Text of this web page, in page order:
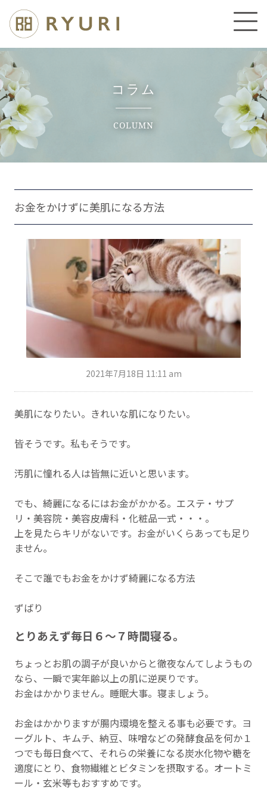
コラム
COLUMN
お金をかけずに美肌になる方法
2021年7月18日 11:11 am
美肌になりたい。きれいな肌になりたい。
皆そうです。私もそうです。
汚肌に憧れる人は皆無に近いと思います。
でも、綺麗になるにはお金がかかる。エステ・サプ
リ・美容院・美容皮膚科・化粧品一式・・・。
上を見たらキリがないです。お金がいくらあっても足り
ません。
そこで誰でもお金をかけず綺麗になる方法
ずばり
とりあえず毎日６～７時間寝る。
ちょっとお肌の調子が良いからと徹夜なんてしようもの
なら、一瞬で実年齢以上の肌に逆戻りです。
お金はかかりません。睡眠大事。寝ましょう。
お金はかかりますが腸内環境を整える事も必要です。ヨ
ーグルト、キムチ、納豆、味噌などの発酵食品を何か１
つでも毎日食べて、それらの栄養になる炭水化物や糖を
適度にとり、食物繊維とビタミンを摂取する。オートミ
ール・玄米等もおすすめです。